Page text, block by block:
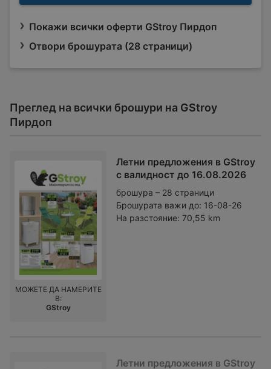
Покажи всички оферти GStroy Пирдоп
Отвори брошурата (28 страници)
Преглед на всички брошури на GStroy
Пирдоп
Летни предложения в GStroy
с валидност до 16.08.2026
брошура – 28 страници
Брошурата важи до: 16-08-26
На разстояние: 70,55 km
МОЖЕТЕ ДА НАМЕРИТЕ
В:
GStroy
Летни предложения в GStroy